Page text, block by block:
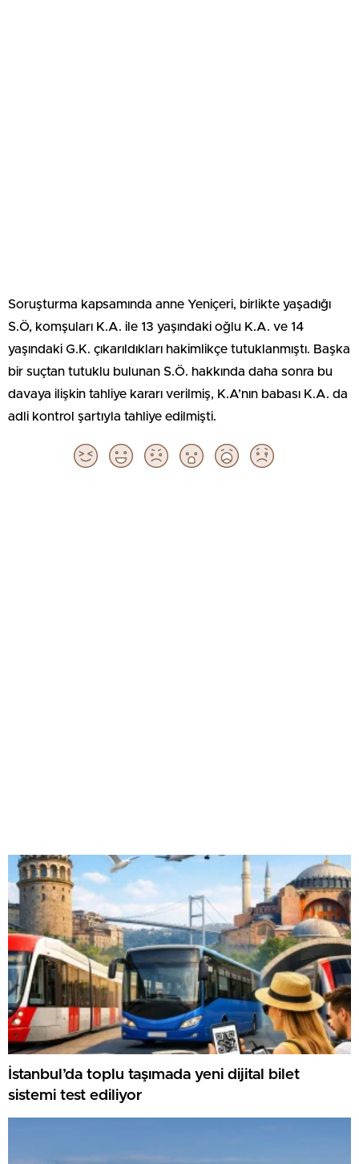
Soruşturma kapsamında anne Yeniçeri, birlikte yaşadığı
S.Ö, komşuları K.A. ile 13 yaşındaki oğlu K.A. ve 14
yaşındaki G.K. çıkarıldıkları hakimlikçe tutuklanmıştı. Başka
bir suçtan tutuklu bulunan S.Ö. hakkında daha sonra bu
davaya ilişkin tahliye kararı verilmiş, K.A’nın babası K.A. da
adli kontrol şartıyla tahliye edilmişti.
İstanbul’da toplu taşımada yeni dijital bilet
sistemi test ediliyor